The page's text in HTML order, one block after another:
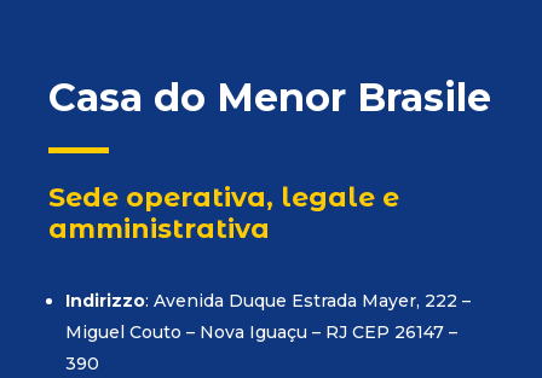
Casa do Menor Brasile
Sede operativa, legale e
amministrativa
Indirizzo: Avenida Duque Estrada Mayer, 222 –
Miguel Couto – Nova Iguaçu – RJ CEP 26147 –
390